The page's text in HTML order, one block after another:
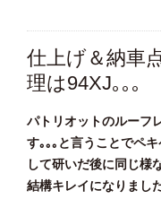
仕上げ＆納車
理は94XJ｡｡｡
パトリオットのルーフ
す｡｡｡と言うことでペ
して研いだ後に同じ様
結構キレイになりまし